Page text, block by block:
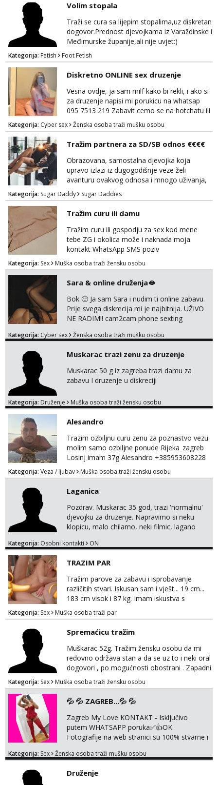
Volim stopala
Traži se cura sa lijepim stopalima,uz diskretan
dogovor.Prednost djevojkama iz Varaždinske i
Međimurske županije,ali nije uvjet:)
Kategorija: Fetish Foot Fetish
Diskretno ONLINE sex druzenje
Vesna ovdje, ja sam milf kako bi rekli, i ako si
za druzenje napisi mi porukicu na whatsap
095 7513 219 Zabavit cemo se na hotchatu ili
videopozivu a saljem i gacice i gole slikice :)
NE UZIVO!
Kategorija: Cyber sex Ženska osoba traži mušku osobu
Tražim partnera za SD/SB odnos €€€€
Obrazovana, samostalna djevojka koja
upravo izlazi iz dugogodišnje veze želi
avanturu ovakvog odnosa i mnogo uživanja,
poklona, pažnje i putovanja. Moguća i
poslovna saradnja ako nam se interesi
poklapaju. Mnogo senzualnosti i lijepe
energije. Javite mi se sa opisom što opširnijim
jer od toga ovisi da li ću odgovoriti. Isključivo
tražim nekoga za duži vremenski period.
Naravno njegovanog i galantn...
Kategorija: Sugar Daddy Sugar Daddies
Tražim curu ili damu
Tražim curu ili gospodju za sex kod mene
tebe ZG i okolica može i naknada moja
kontakt WhatsApp SMS poziv
Kategorija: Sex Muška osoba traži žensku osobu
Sara & online druženja🫦
Bok 🙂 Ja sam Sara i nudim ti online zabavu.
Prije svega diskrecija mi je najbitnija. UŽIVO
NE RADIM!! cam2cam phone sexting
partnerom ili partnericom te naši porno
termin. P.S. tražit ćeš me još 🫠💦
Kategorija: Cyber sex Ženska osoba traži mušku osobu
Muskarac trazi zenu za druzenje
Muskarac 50 g iz zagreba trazi damu za
zabavu I druzenje u diskreciji
Kategorija: Druženje Muška osoba traži žensku osobu
Alesandro
Trazim ozbiljnu curu zenu za poznastvo vezu
molim samo ozbiljne ponude Rijeka_zagreb
Losinj imam 37g Alesandro +385953608228
Kategorija: Veza / ljubav Muška osoba traži žensku osobu
Laganica
Pozdrav. Muskarac 35 god, trazi 'normalnu'
djevojku za druzenje. Napravimo si neku
klopicu, malo chilamo, neki filmic, lagano
pretjerano bitan koliko iznutra. Bucke se
brundo xD Budi pristojna i dobra, za sve
ostale cemo lako. Zagreb.
Kategorija: Osobni kontakti ON
TRAZIM PAR
Tražim parove za zabavu i isprobavanje
različitih stvari. Iskusan sam i vješt... 19 cm...
183 cm visok i 87 kg. Imam iskustva s
parovima, potpuno sam zdrava i njegovana, a
privatnost je apsolutno najvažnija. Ozbiljni
parovi mogu me kontaktirati putem
WhatsAppa ili Vibera. Samo ozbiljni parovi
trebaju slati poruke ili zvati. Blokiram one koji
nisu ozbiljni.
Kategorija: Sex Muška osoba traži par
Spremaćicu tražim
Muškarac 52g. Tražim žensku osobu da mi
redovno održava stan a da se uz to i neki oral
dogovori , po mogućnosti obostrani . Zapadni
dio Zagreba .Javiti se prvo porukom na
WhatsApp 0958634499
Kategorija: Sex Muška osoba traži žensku osobu
💦 💦 ZAGREB...💦 💦
Zagreb My Love KONTAKT - Isključivo
putem WHATSAPP poruka✅️👍OK.
Fotografije na web stranici su 100% stvarne i
dobrodošli! Ali informacije ću vam poslati
stanu; čista kupaonica i ručnici za vas prije ili
Kategorija: Sex Ženska osoba traži mušku osobu
Druženje